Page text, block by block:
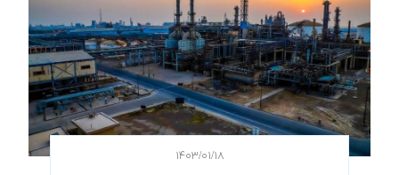
۱۴۰۳/۰۱/۱۸